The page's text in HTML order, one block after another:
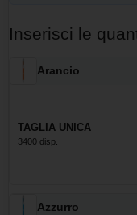
Inserisci le
Arancio
TAGLIA UNICA
3400 disp.
Azzurro